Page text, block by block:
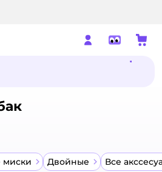
миски Двойные Все